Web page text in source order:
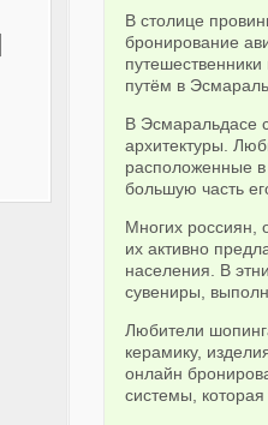
В столице
бронирование
путём в
В Эсмаральдасе
архитектуры.
расположенные
большую часть
Многих россиян,
их активно
населения. В
сувениры,
Любители
керамику,
онлайн
системы,